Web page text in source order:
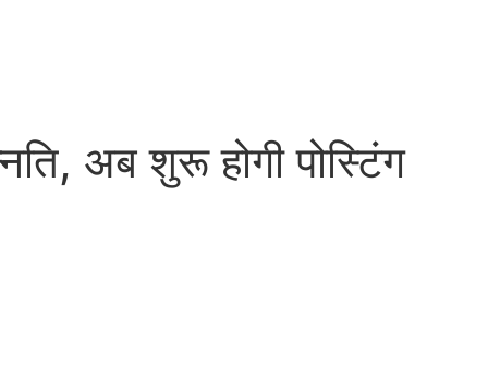
अब शुरू होगी पोस्टिंग